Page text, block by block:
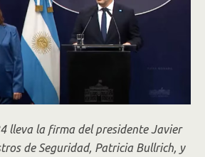
lleva la firma del presidente Javier
de Seguridad, Patricia Bullrich, y